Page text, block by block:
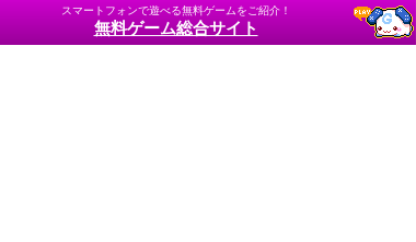
スマートフォンで遊べる無料ゲームをご紹介！
無料ゲーム総合サイト